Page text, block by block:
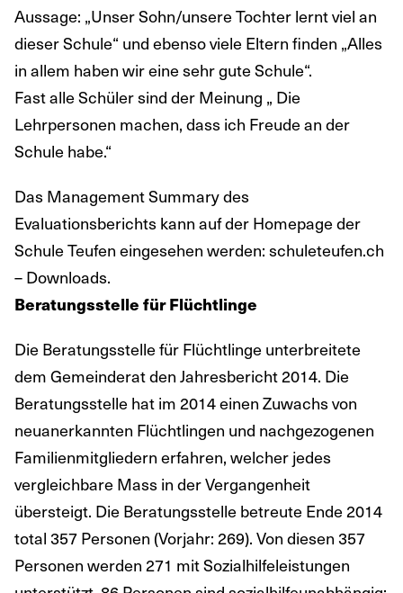
Aussage: „Unser Sohn/unsere Tochter lernt viel an
dieser Schule“ und ebenso viele Eltern finden „Alles
in allem haben wir eine sehr gute Schule“.
Fast alle Schüler sind der Meinung „ Die
Lehrpersonen machen, dass ich Freude an der
Schule habe.“
Das Management Summary des
Evaluationsberichts kann auf der Homepage der
Schule Teufen eingesehen werden: schuleteufen.ch
– Downloads.
Beratungsstelle für Flüchtlinge
Die Beratungsstelle für Flüchtlinge unterbreitete
dem Gemeinderat den Jahresbericht 2014. Die
Beratungsstelle hat im 2014 einen Zuwachs von
neuanerkannten Flüchtlingen und nachgezogenen
Familienmitgliedern erfahren, welcher jedes
vergleichbare Mass in der Vergangenheit
übersteigt. Die Beratungsstelle betreute Ende 2014
total 357 Personen (Vorjahr: 269). Von diesen 357
Personen werden 271 mit Sozialhilfeleistungen